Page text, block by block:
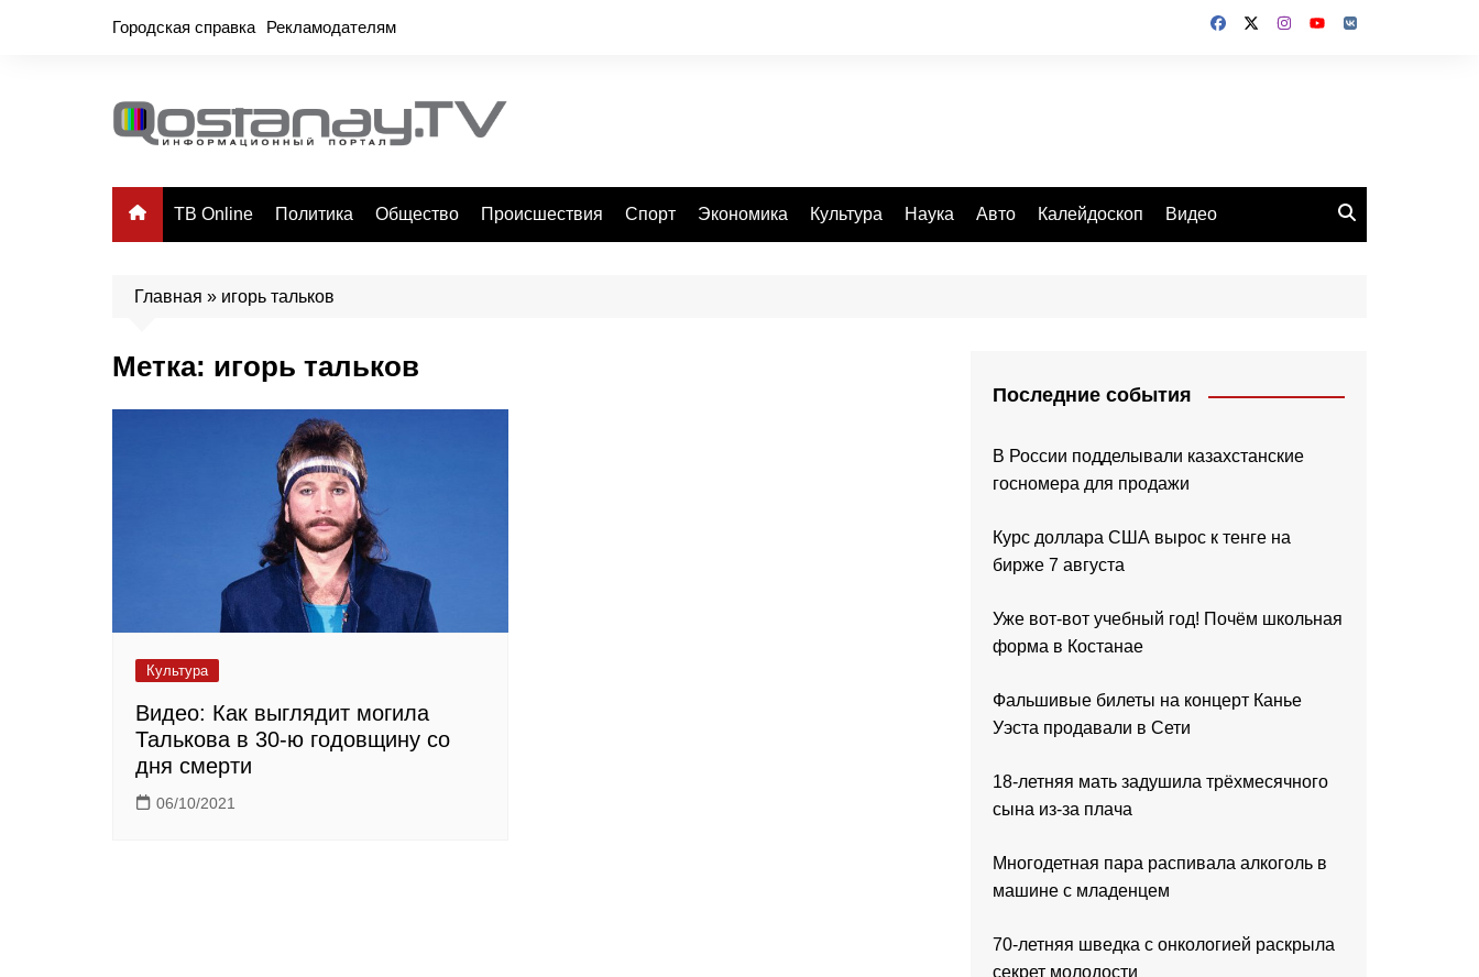
Городская справка Рекламодателям
ТВ Online Политика Общество Происшествия Спорт Экономика Культура Наука Авто Калейдоскоп Видео
Главная » игорь тальков
Метка: игорь тальков
Культура
Видео: Как выглядит могила
Талькова в 30-ю годовщину со
дня смерти
06/10/2021
Последние события
В России подделывали казахстанские
госномера для продажи
Курс доллара США вырос к тенге на
бирже 7 августа
Уже вот-вот учебный год! Почём школьная
форма в Костанае
Фальшивые билеты на концерт Канье
Уэста продавали в Сети
18-летняя мать задушила трёхмесячного
сына из-за плача
Многодетная пара распивала алкоголь в
машине с младенцем
70-летняя шведка с онкологией раскрыла
секрет молодости